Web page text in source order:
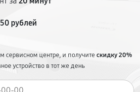
рублей
сервисном центре, и получитескидку 20%
устройство в тот же день